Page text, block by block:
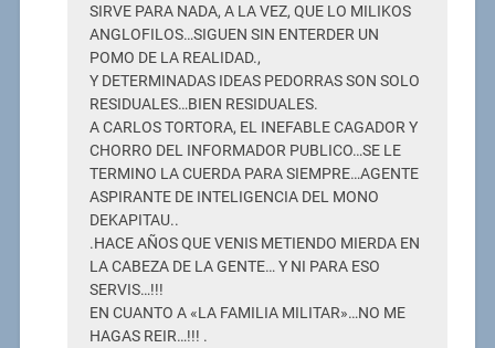
SIRVE PARA NADA, A LA VEZ, QUE LO MILIKOS
ANGLOFILOS…SIGUEN SIN ENTERDER UN
POMO DE LA REALIDAD.,
Y DETERMINADAS IDEAS PEDORRAS SON SOLO
RESIDUALES…BIEN RESIDUALES.
A CARLOS TORTORA, EL INEFABLE CAGADOR Y
CHORRO DEL INFORMADOR PUBLICO…SE LE
TERMINO LA CUERDA PARA SIEMPRE…AGENTE
ASPIRANTE DE INTELIGENCIA DEL MONO
DEKAPITAU..
.HACE AÑOS QUE VENIS METIENDO MIERDA EN
LA CABEZA DE LA GENTE… Y NI PARA ESO
SERVIS…!!!
EN CUANTO A «LA FAMILIA MILITAR»…NO ME
HAGAS REIR…!!! .